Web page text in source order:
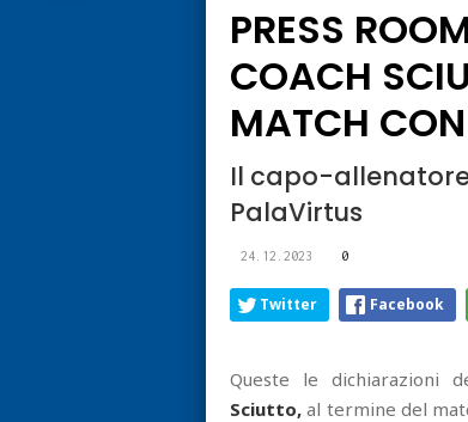
PRESS
COACH
MATCH
Il capo-
PalaVirtus
24.12.2023 0
Twitter Facebook
Queste le dichiarazioni
Sciutto,al termine del